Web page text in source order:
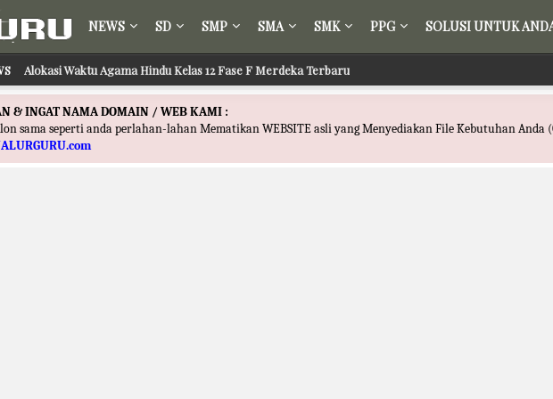
NEWS SD SMP SMA SMK PPG SOLUSI UNTUK
Alokasi Waktu Agama Hindu Kelas 12 Fase F Merdeka Terbaru
& INGAT NAMA DOMAIN / WEB KAMI :
sama seperti anda perlahan-lahan Mematikan WEBSITE asli yang Menyediakan File Kebutuhan Anda